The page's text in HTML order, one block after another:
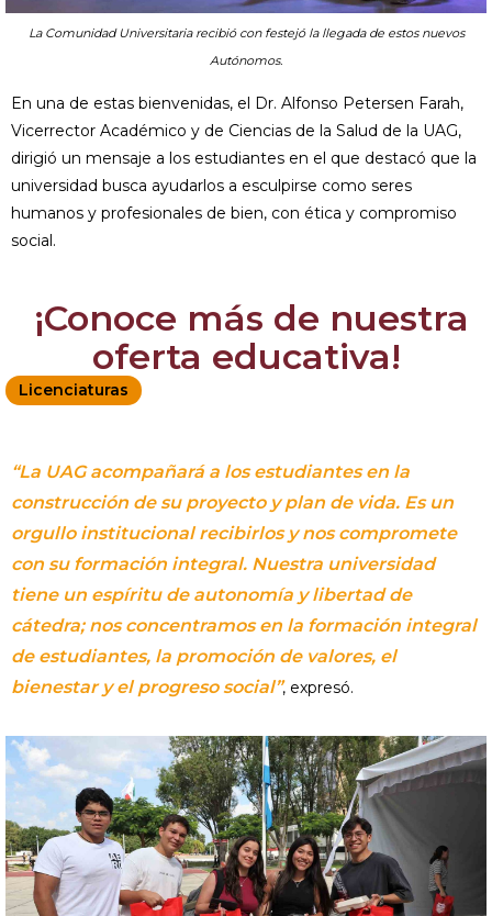
La Comunidad Universitaria recibió con festejó la llegada de estos nuevos
Autónomos.
En una de estas bienvenidas, el Dr. Alfonso Petersen Farah,
Vicerrector Académico y de Ciencias de la Salud de la UAG,
dirigió un mensaje a los estudiantes en el que destacó que la
universidad busca ayudarlos a esculpirse como seres
humanos y profesionales de bien, con ética y compromiso
social.
¡Conoce más de nuestra
oferta educativa!
Licenciaturas
“La UAG acompañará a los estudiantes en la
construcción de su proyecto y plan de vida. Es un
orgullo institucional recibirlos y nos compromete
con su formación integral. Nuestra universidad
tiene un espíritu de autonomía y libertad de
cátedra; nos concentramos en la formación integral
de estudiantes, la promoción de valores, el
bienestar y el progreso social”, expresó.